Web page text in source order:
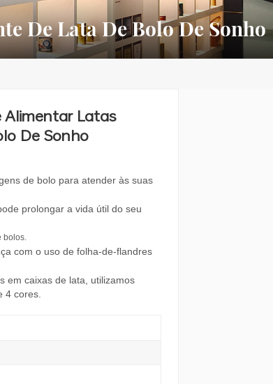
Deutsch
Español
De Lata De Bolo De Sonho
Alimentar Latas
De Sonho
de bolo para atender às suas
prolongar a vida útil do seu
bolos.
com o uso de folha-de-flandres
em caixas de lata, utilizamos
4 cores.